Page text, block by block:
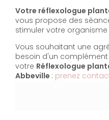
Votre réflexologue
vous propose des
stimuler votre organisme
Vous souhaitant une
besoin d'un
votre Réflexologue
Abbeville : prenez